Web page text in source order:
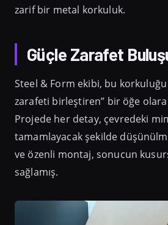
zarif bir metal korkuluk.
Güçle Zarafet
Steel & Form ekibi, bu
zarafeti birleştiren” bir öğe
Projede her detay, çevredeki
tamamlayacak şekilde
ve özenli montaj, sonucun
sağlamış.